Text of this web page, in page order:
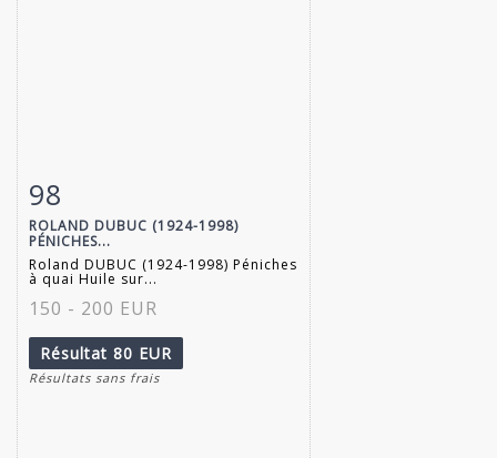
Fiche détaillée
98
ROLAND DUBUC (1924-1998)
PÉNICHES...
Roland DUBUC (1924-1998) Péniches
à quai Huile sur...
150 - 200 EUR
Résultat 80 EUR
Résultats sans frais